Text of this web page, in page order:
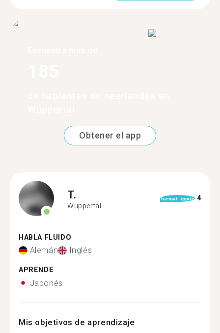
Obtener el app
T.
Wuppertal
format_quote 4
HABLA FLUIDO
Alemán Inglés
APRENDE
Japonés
Mis objetivos de aprendizaje